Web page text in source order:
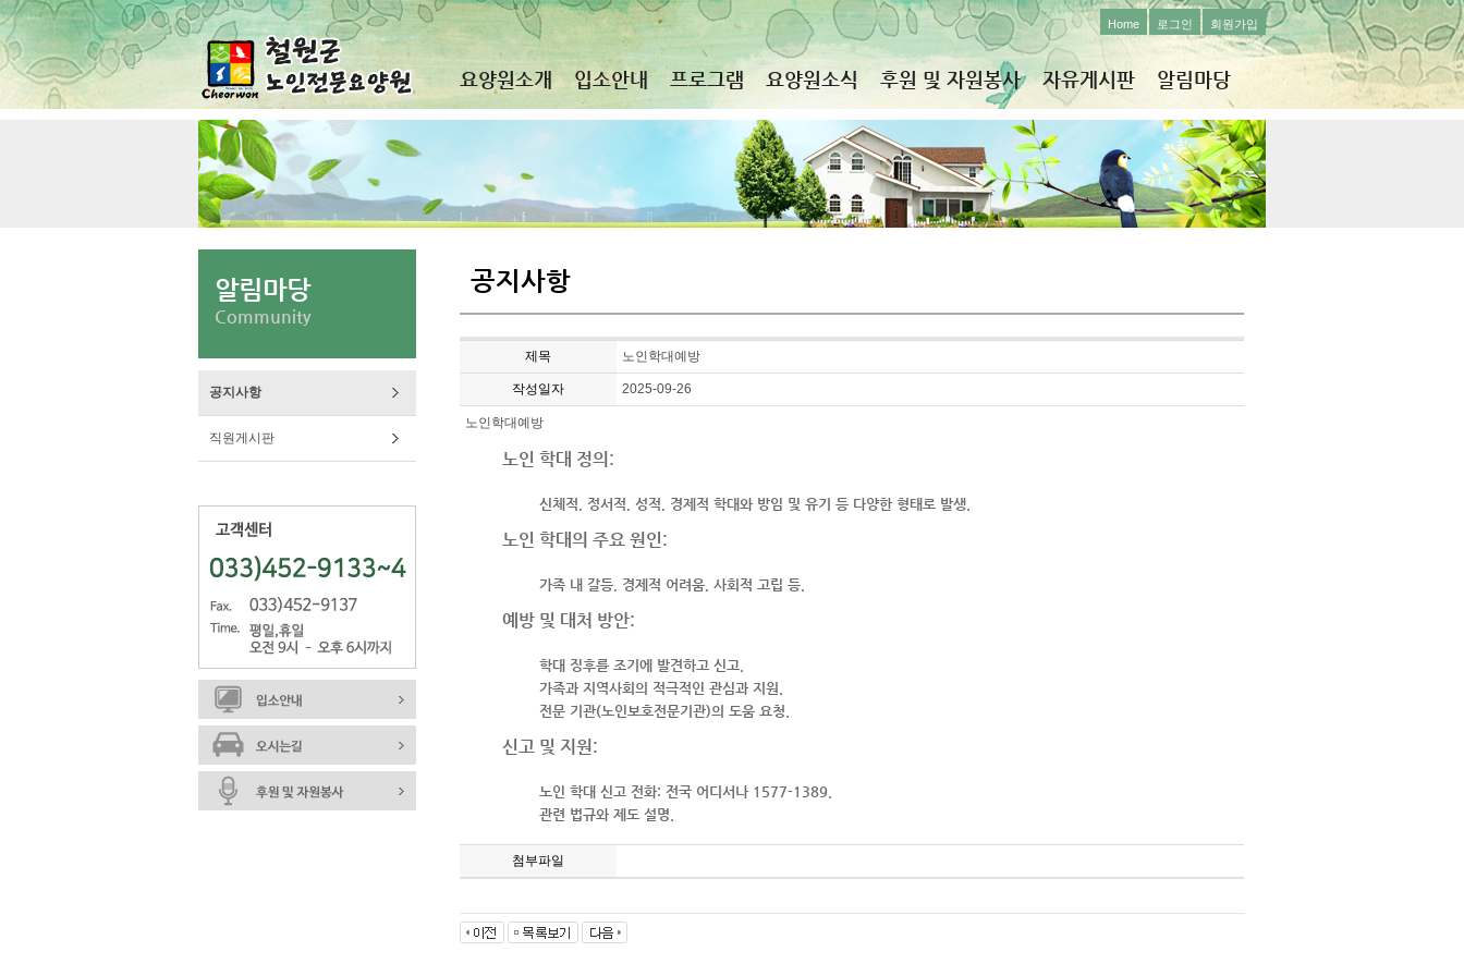
Home 로그인 회원가입
요양원소개 입소안내 프로그램 요양원소식 후원 및 자원봉사 자유게시판 알림마당
알림마당
Community
공지사항
직원게시판
공지사항
제목 노인학대예방
작성일자 2025-09-26
노인학대예방
노인 학대 정의 :
신체적, 정서적, 성적, 경제적 학대와 방임 및 유기 등 다양한 형태로 발생.
노인 학대의 주요 원인:
가족 내 갈등, 경제적 어려움, 사회적 고립 등.
예방 및 대처 방안:
학대 징후를 조기에 발견하고 신고.
가족과 지역사회의 적극적인 관심과 지원.
전문 기관(노인보호전문기관)의 도움 요청.
신고 및 지원:
노인 학대 신고 전화: 전국 어디서나 1577-1389.
관련 법규와 제도 설명.
첨부파일